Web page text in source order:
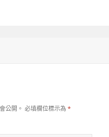
公開。 必填欄位標示為*